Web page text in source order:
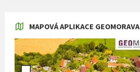
MAPOVÁ APLIKACE GEOMORAVA